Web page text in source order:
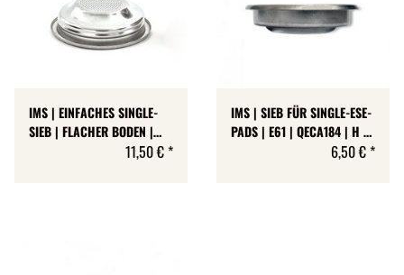
IMS | EINFACHES SINGLE-
SIEB | FLACHER BODEN |
E61 | EDELSTAHL | RIDGED |
11,50 € *
IMS | SIEB FÜR SINGLE-ESE-
PADS | E61 | QECA184 | H 17
6,50 € *